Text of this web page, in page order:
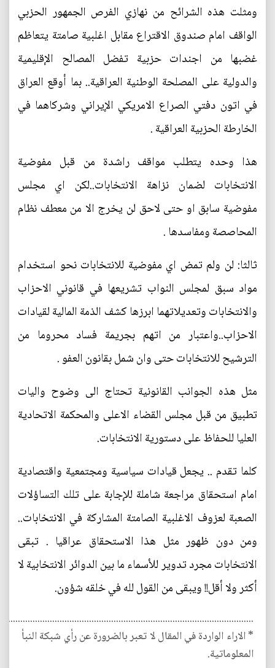
ومثلت هذه الشرائح من نهازي الفرص الجمهور الحزبي
الواقف امام صندوق الاقتراع مقابل اغلبية صامتة يتعاظم
غضبها من اجندات حزبية تفضل المصالح الإقليمية
والدولية على المصلحة الوطنية العراقية.. بما أوقع العراق
في اتون دفتي الصراع الامريكي الإيراني وشركاهما في
الخارطة الحزبية العراقية .
هذا وحده يتطلب مواقف راشدة من قبل مفوضية
الانتخابات لضمان نزاهة الانتخابات..لكن اي مجلس
مفوضية سابق او حتى لاحق لن يخرج الا من معطف نظام
المحاصصة ومفاسدها .
ثالثا: لن ولم تمض اي مفوضية للانتخابات نحو استخدام
مواد سبق لمجلس النواب تشريعها في قانوني الاحزاب
والانتخابات وتعديلاتهما ابرزها كشف الذمة المالية لقيادات
الاحزاب..واعتبار من اتهم بجريمة فساد محروما من
الترشيح للانتخابات حتى وان شمل بقانون العفو .
مثل هذه الجوانب القانونية تحتاج الى وضوح واليات
تطبيق من قبل مجلس القضاء الاعلى والمحكمة الاتحادية
العليا للحفاظ على دستورية الانتخابات.
كلما تقدم .. يجعل قيادات سياسية ومجتمعية واقتصادية
امام استحقاق مراجعة شاملة للإجابة على تلك التساؤلات
الصعبة لعزوف الاغلبية الصامتة المشاركة في الانتخابات..
ومن دون ظهور مثل هذا الاستحقاق عراقيا . تبقى
الانتخابات مجرد تدوير للأسماء ما بين الدوائر الانتخابية لا
أكثر ولا أقل!! ويبقى من القول لله في خلقه شؤون.
* الاراء الواردة في المقال لا تعبر بالضرورة عن رأي شبكة النبأ
المعلوماتية.